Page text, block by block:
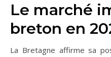
Le marché
breton en
La Bretagne affirme sa